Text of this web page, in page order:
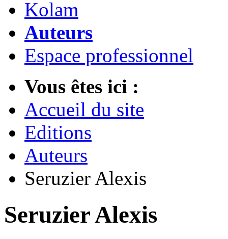
Kolam
Auteurs
Espace professionnel
Vous êtes ici :
Accueil du site
Editions
Auteurs
Seruzier Alexis
Seruzier Alexis